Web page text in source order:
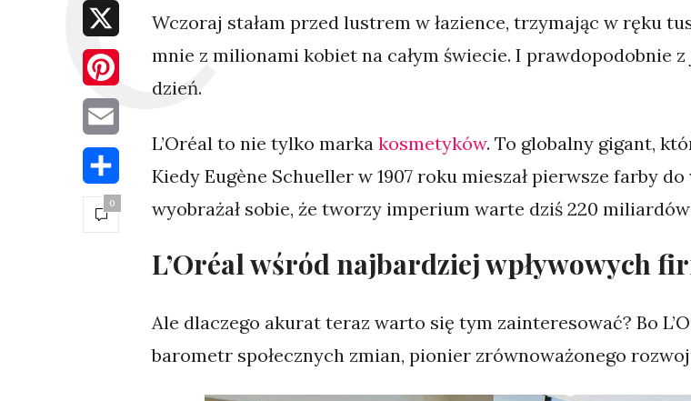
Pinterest
Share
0
Wczoraj stałam przed lustrem w łazience, trzymając w ręku
mnie z milionami kobiet na całym świecie. I prawdopodobnie
dzień.
L’Oréal to nie tylko marka kosmetyków. To globalny gigant,
Kiedy Eugène Schueller w 1907 roku mieszał pierwsze farby
wyobrażał sobie, że tworzy imperium warte dziś 220 miliardów
L’Oréal wśród najbardziej wpływowych
Ale dlaczego akurat teraz warto się tym zainteresować? Bo
barometr społecznych zmian, pionier zrównoważonego